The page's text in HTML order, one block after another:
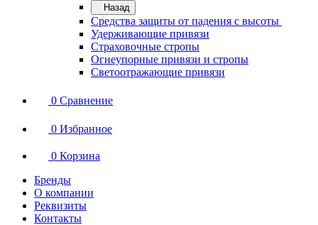
Назад
Средства защиты от падения с высоты
Удерживающие привязи
Страховочные стропы
Огнеупорные привязи и стропы
Светоотражающие привязи
0 Сравнение
0 Избранное
0 Корзина
Бренды
О компании
Реквизиты
Контакты